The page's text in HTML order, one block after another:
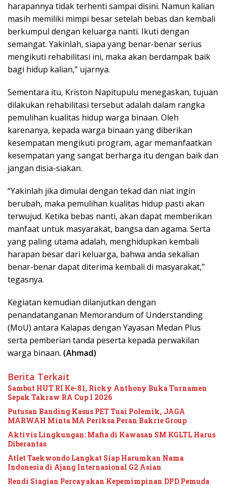
harapannya tidak terhenti sampai disini. Namun kalian
masih memiliki mimpi besar setelah bebas dan kembali
berkumpul dengan keluarga nanti. Ikuti dengan
semangat. Yakinlah, siapa yang benar-benar serius
mengikuti rehabilitasi ini, maka akan berdampak baik
bagi hidup kalian,” ujarnya.
Sementara itu, Kriston Napitupulu menegaskan, tujuan
dilakukan rehabilitasi tersebut adalah dalam rangka
pemulihan kualitas hidup warga binaan. Oleh
karenanya, kepada warga binaan yang diberikan
kesempatan mengikuti program, agar memanfaatkan
kesempatan yang sangat berharga itu dengan baik dan
jangan disia-siakan.
“Yakinlah jika dimulai dengan tekad dan niat ingin
berubah, maka pemulihan kualitas hidup pasti akan
terwujud. Ketika bebas nanti, akan dapat memberikan
manfaat untuk masyarakat, bangsa dan agama. Serta
yang paling utama adalah, menghidupkan kembali
harapan besar dari keluarga, bahwa anda sekalian
benar-benar dapat diterima kembali di masyarakat,”
tegasnya.
Kegiatan kemudian dilanjutkan dengan
penandatanganan Memorandum of Understanding
(MoU) antara Kalapas dengan Yayasan Medan Plus
serta pemberian tanda peserta kepada perwakilan
warga binaan. (Ahmad)
Berita Terkait
Sambut HUT RI Ke-81, Ricky Anthony Buka Turnamen
Sepak Takraw RA Cup I 2026
Putusan Banding Kasus PET Tuai Polemik, JAGA
MARWAH Minta MA Periksa Peran Bakrie Group
Aktivis Lingkungan: Mafia di Kawasan SM KGLTL Harus
Diberantas
Atlet Taekwondo Langkat Siap Harumkan Nama
Indonesia di Ajang Internasional G2 Asian
Rendi Siagian Percayakan Kepemimpinan DPD Pemuda